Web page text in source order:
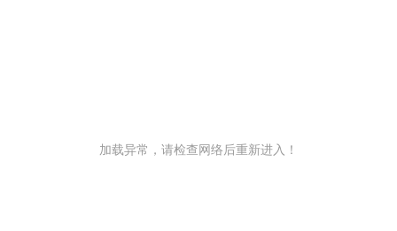
加载异常，请检查网络后重新进入！